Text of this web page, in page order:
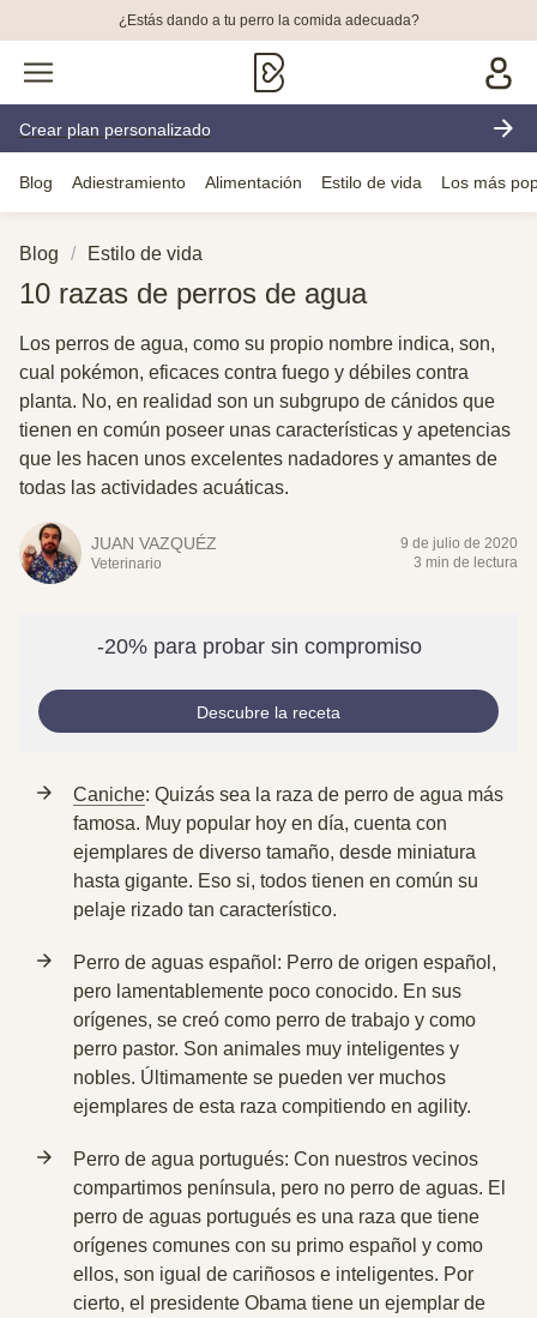
¿Estás dando a tu perro la comida adecuada?
Crear plan personalizado
Blog Adiestramiento Alimentación Estilo de vida Los más
Blog Estilo de vida
10 razas de perros de agua
Los perros de agua, como su propio nombre indica, son,
cual pokémon, eficaces contra fuego y débiles contra
planta. No, en realidad son un subgrupo de cánidos que
tienen en común poseer unas características y apetencias
que les hacen unos excelentes nadadores y amantes de
todas las actividades acuáticas.
JUAN VAZQUÉZ
Veterinario
9 de julio de 2020
3 min de lectura
-20% para probar sin compromiso
Descubre la receta
Caniche: Quizás sea la raza de perro de agua más
famosa. Muy popular hoy en día, cuenta con
ejemplares de diverso tamaño, desde miniatura
hasta gigante. Eso si, todos tienen en común su
pelaje rizado tan característico.
Perro de aguas español: Perro de origen español,
pero lamentablemente poco conocido. En sus
orígenes, se creó como perro de trabajo y como
perro pastor. Son animales muy inteligentes y
nobles. Últimamente se pueden ver muchos
ejemplares de esta raza compitiendo en agility.
Perro de agua portugués: Con nuestros vecinos
compartimos península, pero no perro de aguas. El
perro de aguas portugués es una raza que tiene
orígenes comunes con su primo español y como
ellos, son igual de cariñosos e inteligentes. Por
cierto, el presidente Obama tiene un ejemplar de